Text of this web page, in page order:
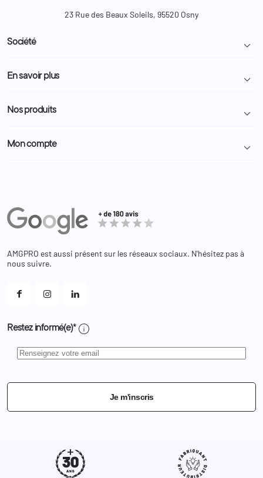
23 Rue des Beaux Soleils, 95520 Osny
Société 
Livraison et retour colis
Demande de devis
Nous contacter
En savoir plus 
Programme Fidélité
Administration
Nos produits 
Police Municipale | ASVP
Equipements
Bagagerie
Mon compte 
Adresses
Bons de réduction
Et les cookies ?
AMGPRO est aussi présent sur les réseaux sociaux. N'hésitez pas à
nous suivre.
Restez informé(e)* info
Je m'inscris